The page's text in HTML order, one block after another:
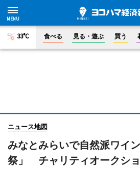
33°C 食べる 見る・遊ぶ 買う
ニュース地図
みなとみらいで自然派ワイ
祭」 チャリティオークシ